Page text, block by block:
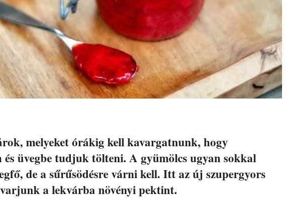
melyeket órákig kell kavargatnunk, hogy
és üvegbe tudjuk tölteni. A gyümölcs ugyan sokkal
de a sűrűsödésre várni kell. Itt az új szupergyors
a lekvárba növényi pektint.